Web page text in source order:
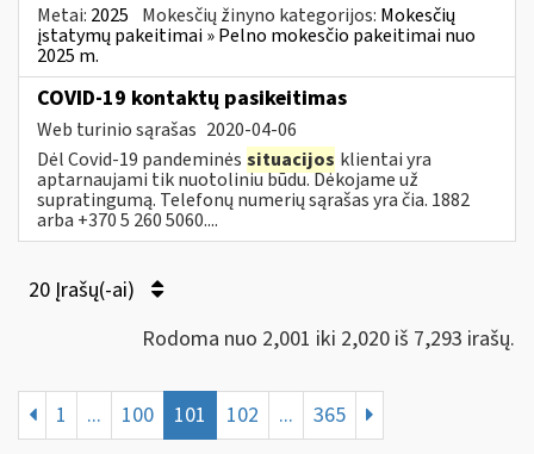
Metai: 2025 Mokesčių žinyno kategorijos: Mokesčių
įstatymų pakeitimai » Pelno mokesčio pakeitimai nuo
2025 m.
COVID-19 kontaktų pasikeitimas
Web turinio sąrašas 2020-04-06
Dėl Covid-19 pandeminės situacijos klientai yra
aptarnaujami tik nuotoliniu būdu. Dėkojame už
supratingumą. Telefonų numerių sąrašas yra čia. 1882
arba +370 5 260 5060....
20 Įrašų(-ai)
Rodoma nuo 2,001 iki 2,020 iš 7,293 irašų.
1 ... 100 101 102 ... 365